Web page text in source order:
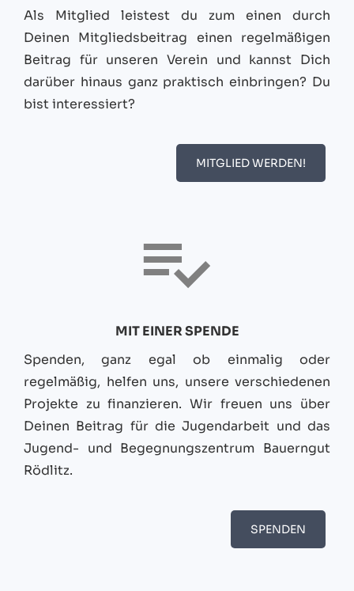
Als Mitglied leistest du zum einen durch
Deinen Mitgliedsbeitrag einen regelmäßigen
Beitrag für unseren Verein und kannst Dich
darüber hinaus ganz praktisch einbringen? Du
bist interessiert?
MITGLIED WERDEN!
MIT EINER SPENDE
Spenden, ganz egal ob einmalig oder
regelmäßig, helfen uns, unsere verschiedenen
Projekte zu finanzieren. Wir freuen uns über
Deinen Beitrag für die Jugendarbeit und das
Jugend- und Begegnungszentrum Bauerngut
Rödlitz.
SPENDEN